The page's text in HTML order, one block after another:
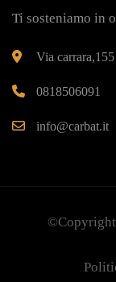
Ti sosteniamo in
Via
0818506091
info@carbat.it